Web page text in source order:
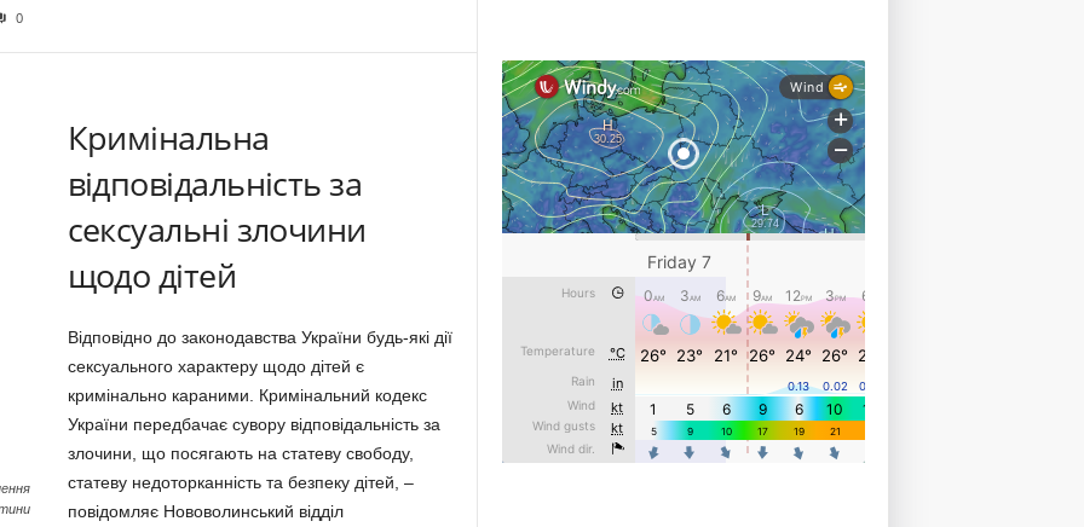
0
Кримінальна
відповідальність за
сексуальні злочини
щодо дітей
Відповідно до законодавства України будь-які дії
сексуального характеру щодо дітей є
кримінально караними. Кримінальний кодекс
України передбачає сувору відповідальність за
злочини, що посягають на статеву свободу,
статеву недоторканність та безпеку дітей, –
повідомляє Нововолинський відділ